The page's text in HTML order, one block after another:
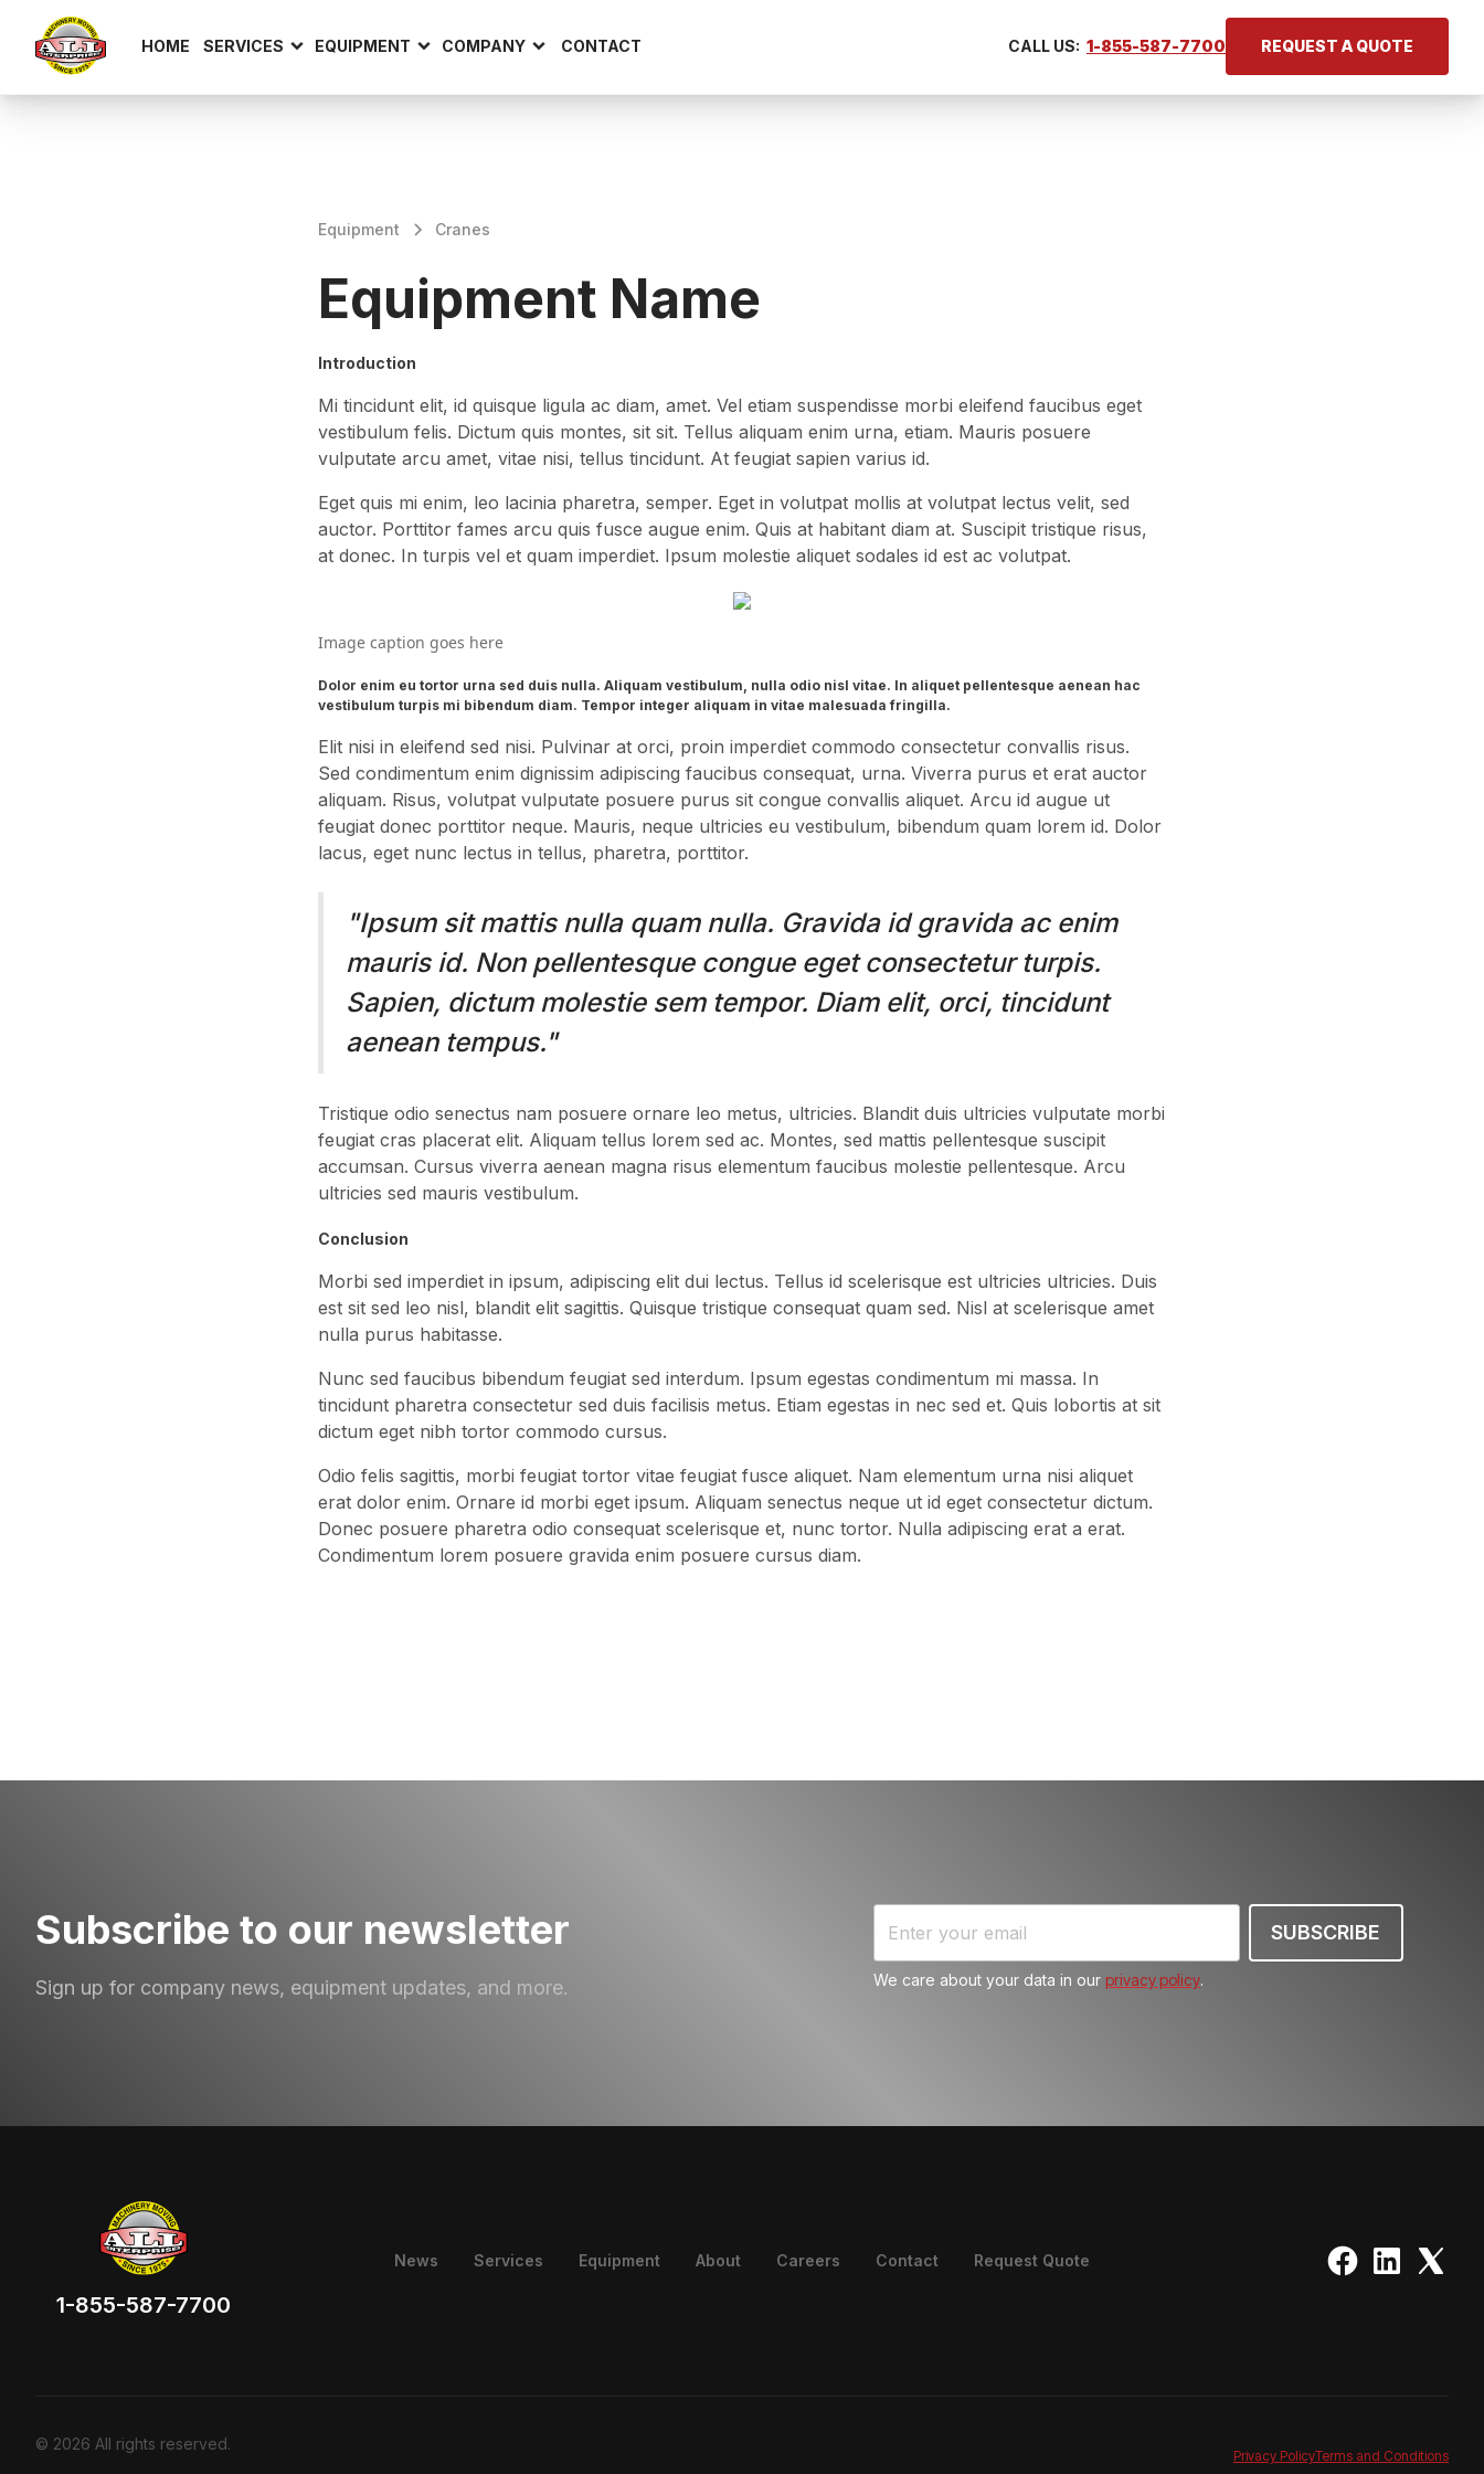
HOME SERVICES EQUIPMENT COMPANY CONTACT CALL US: 1-855-587-7700 REQUEST A QUOTE
Equipment Cranes
Equipment Name
Introduction
Mi tincidunt elit, id quisque ligula ac diam, amet. Vel etiam suspendisse morbi eleifend faucibus eget
vestibulum felis. Dictum quis montes, sit sit. Tellus aliquam enim urna, etiam. Mauris posuere
vulputate arcu amet, vitae nisi, tellus tincidunt. At feugiat sapien varius id.
Eget quis mi enim, leo lacinia pharetra, semper. Eget in volutpat mollis at volutpat lectus velit, sed
auctor. Porttitor fames arcu quis fusce augue enim. Quis at habitant diam at. Suscipit tristique risus,
at donec. In turpis vel et quam imperdiet. Ipsum molestie aliquet sodales id est ac volutpat.
Image caption goes here
Dolor enim eu tortor urna sed duis nulla. Aliquam vestibulum, nulla odio nisl vitae. In aliquet pellentesque aenean hac
vestibulum turpis mi bibendum diam. Tempor integer aliquam in vitae malesuada fringilla.
Elit nisi in eleifend sed nisi. Pulvinar at orci, proin imperdiet commodo consectetur convallis risus.
Sed condimentum enim dignissim adipiscing faucibus consequat, urna. Viverra purus et erat auctor
aliquam. Risus, volutpat vulputate posuere purus sit congue convallis aliquet. Arcu id augue ut
feugiat donec porttitor neque. Mauris, neque ultricies eu vestibulum, bibendum quam lorem id. Dolor
lacus, eget nunc lectus in tellus, pharetra, porttitor.
"Ipsum sit mattis nulla quam nulla. Gravida id gravida ac enim
mauris id. Non pellentesque congue eget consectetur turpis.
Sapien, dictum molestie sem tempor. Diam elit, orci, tincidunt
aenean tempus."
Tristique odio senectus nam posuere ornare leo metus, ultricies. Blandit duis ultricies vulputate morbi
feugiat cras placerat elit. Aliquam tellus lorem sed ac. Montes, sed mattis pellentesque suscipit
accumsan. Cursus viverra aenean magna risus elementum faucibus molestie pellentesque. Arcu
ultricies sed mauris vestibulum.
Conclusion
Morbi sed imperdiet in ipsum, adipiscing elit dui lectus. Tellus id scelerisque est ultricies ultricies. Duis
est sit sed leo nisl, blandit elit sagittis. Quisque tristique consequat quam sed. Nisl at scelerisque amet
nulla purus habitasse.
Nunc sed faucibus bibendum feugiat sed interdum. Ipsum egestas condimentum mi massa. In
tincidunt pharetra consectetur sed duis facilisis metus. Etiam egestas in nec sed et. Quis lobortis at sit
dictum eget nibh tortor commodo cursus.
Odio felis sagittis, morbi feugiat tortor vitae feugiat fusce aliquet. Nam elementum urna nisi aliquet
erat dolor enim. Ornare id morbi eget ipsum. Aliquam senectus neque ut id eget consectetur dictum.
Donec posuere pharetra odio consequat scelerisque et, nunc tortor. Nulla adipiscing erat a erat.
Condimentum lorem posuere gravida enim posuere cursus diam.
Subscribe to our newsletter
Sign up for company news, equipment updates, and more. We care about your data in our privacy policy.
1-855-587-7700
News Services Equipment About Careers Contact Request Quote
© 2026 All rights reserved.
Privacy PolicyTerms and Conditions